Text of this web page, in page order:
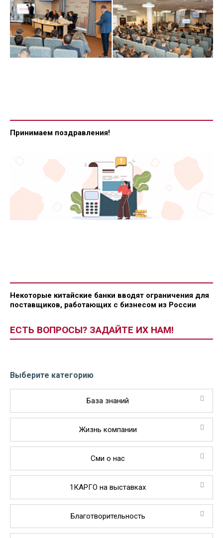
Принимаем поздравления!
Некоторые китайские банки вводят ограничения для
поставщиков, работающих с бизнесом из России
ЕСТЬ ВОПРОСЫ? ЗАДАЙТЕ ИХ НАМ!
Выберите категорию
База знаний
Жизнь компании
Сми о нас
1КАРГО на выставках
Благотворительность